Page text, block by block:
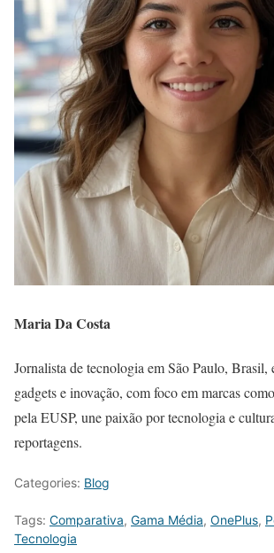
Maria Da Costa
Jornalista de tecnologia em São Paulo, Brasil,
gadgets e inovação, com foco em marcas
pela EUSP, une paixão por tecnologia e
reportagens.
Categories: Blog
Tags: Comparativa, Gama Média, OnePlus,
Tecnologia